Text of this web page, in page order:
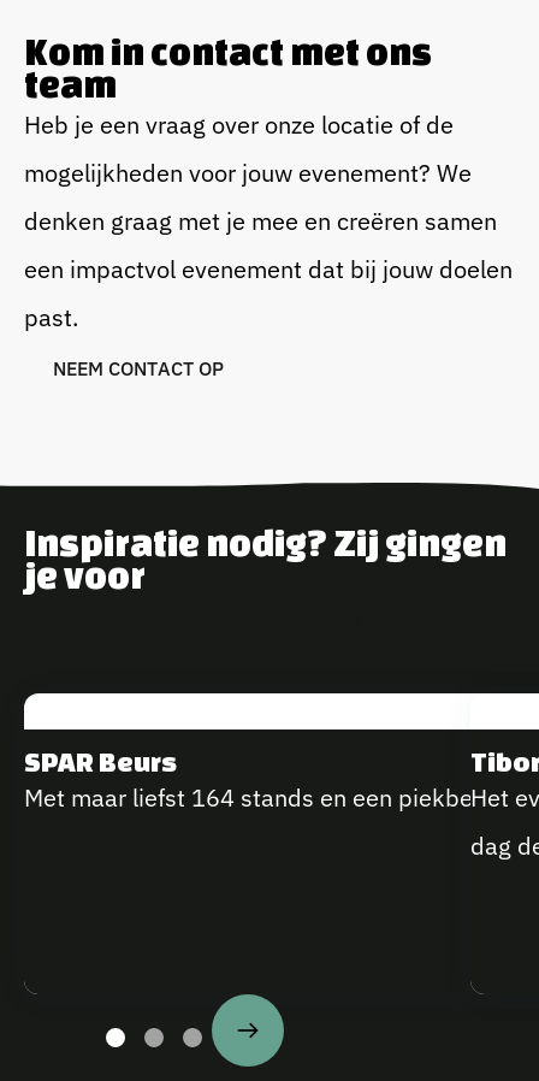
Kom in contact met ons
team
Heb je een vraag over onze locatie of de
mogelijkheden voor jouw evenement? We
denken graag met je mee en creëren samen
een impactvol evenement dat bij jouw doelen
past.
NEEM CONTACT OP
Inspiratie nodig? Zij gingen
je voor
SPAR Beurs
Met maar liefst 164 stands en een
Het
dag